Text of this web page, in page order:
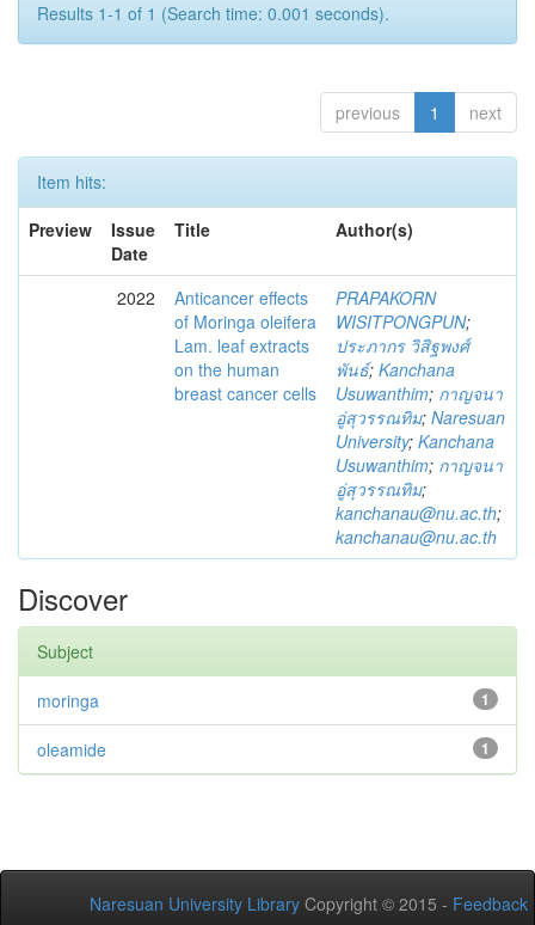
Results 1-1 of 1 (Search time: 0.001 seconds).
previous 1 next
Item hits:
Preview
Issue
Date
Title Author(s)
2022
Anticancer effects
of Moringa oleifera
Lam. leaf extracts
on the human
breast cancer cells
PRAPAKORN
WISITPONGPUN;
ประภากร วิสิฐพงศ์
พันธ์; Kanchana
Usuwanthim; กาญจนา
อู่สุวรรณทิม; Naresuan
University; Kanchana
Usuwanthim; กาญจนา
อู่สุวรรณทิม;
kanchanau@nu.ac.th;
kanchanau@nu.ac.th
Discover
Subject
1
moringa
1
oleamide
Naresuan University Library Copyright © 2015 - Feedback